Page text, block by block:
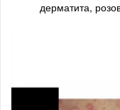
дерматита,